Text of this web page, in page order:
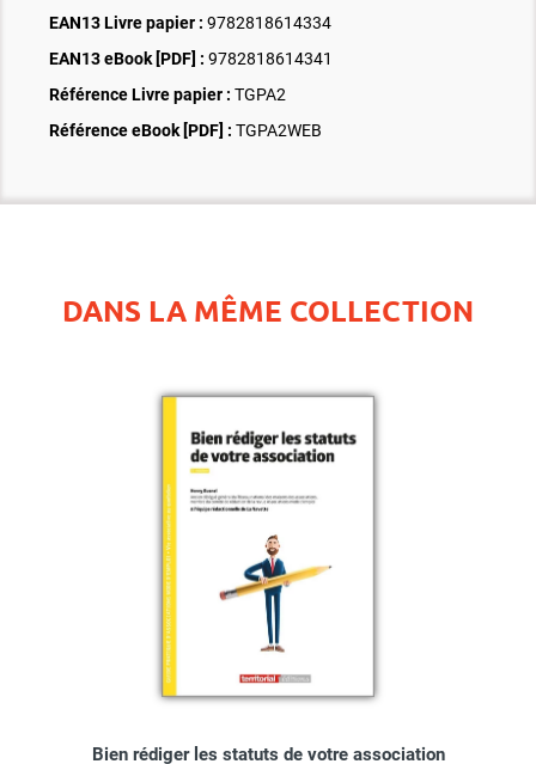
EAN13 Livre papier : 9782818614334
EAN13 eBook [PDF] : 9782818614341
Référence Livre papier : TGPA2
Référence eBook [PDF] : TGPA2WEB
DANS LA MÊME COLLECTION
Bien rédiger les statuts de votre association